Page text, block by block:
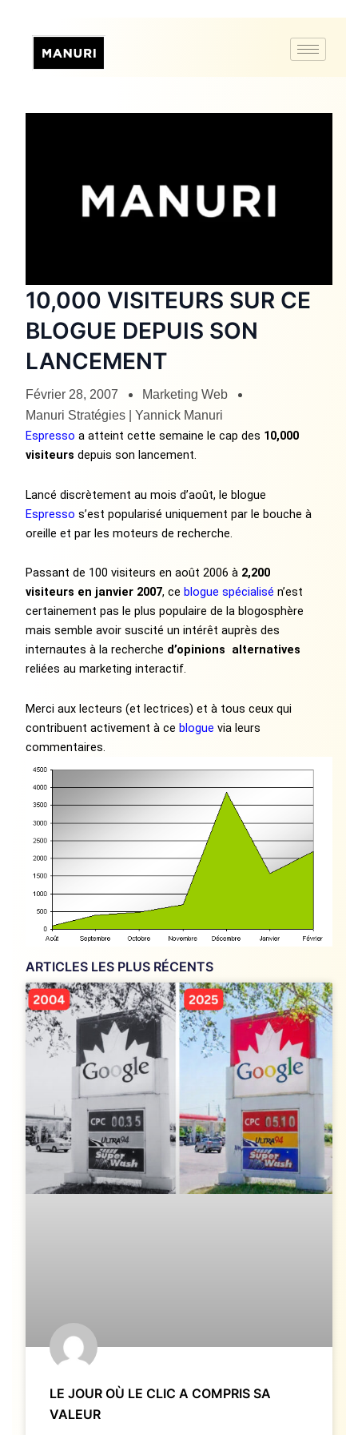
10,000 VISITEURS SUR CE
BLOGUE DEPUIS SON
LANCEMENT
Février 28, 2007
Marketing Web
Manuri Stratégies | Yannick Manuri
Espresso a atteint cette semaine le cap des 10,000
visiteurs depuis son lancement.
Lancé discrètement au mois d’août, le blogue
Espresso s’est popularisé uniquement par le bouche à
oreille et par les moteurs de recherche.
Passant de 100 visiteurs en août 2006 à 2,200
visiteurs en janvier 2007, ceblogue spécialisé n’est
certainement pas le plus populaire de la blogosphère
mais semble avoir suscité un intérêt auprès des
internautes à la recherche d’opinions alternatives
reliées au marketing interactif.
Merci aux lecteurs (et lectrices) et à tous ceux qui
contribuent activement à cebloguevia leurs
commentaires.
ARTICLES LES PLUS RÉCENTS
LE JOUR OÙ LE CLIC A COMPRIS SA
VALEUR